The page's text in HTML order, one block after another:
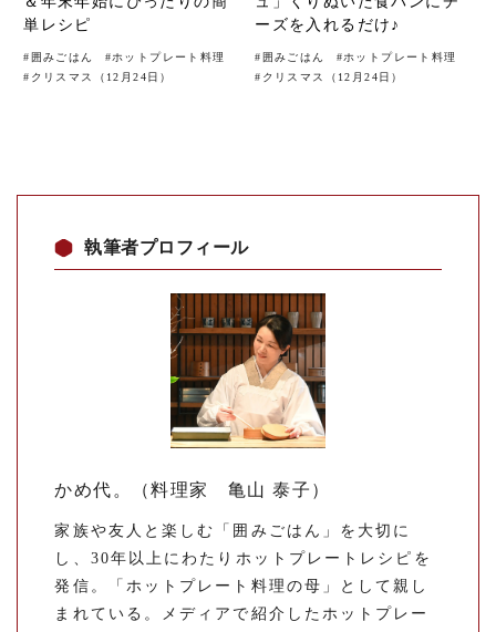
単レシピ
# 囲みごはん #ホットプレート料理
# クリスマス（12月24日）
ーズを入れるだけ♪
# 囲みごはん #ホットプレート料理
# クリスマス（12月24日）
執筆者プロフィール
かめ代。（料理家 亀山 泰子）
家族や友人と楽しむ「囲みごはん」を大切に
し、30年以上にわたりホットプレートレシピを
発信。「ホットプレート料理の母」として親し
まれている。メディアで紹介したホットプレー